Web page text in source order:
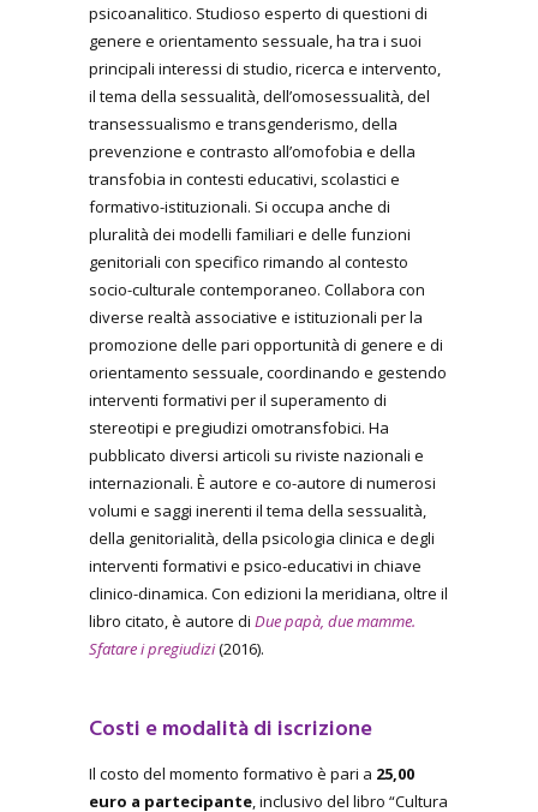
psicoanalitico. Studioso esperto di questioni di
genere e orientamento sessuale, ha tra i suoi
principali interessi di studio, ricerca e intervento,
il tema della sessualità, dell’omosessualità, del
transessualismo e transgenderismo, della
prevenzione e contrasto all’omofobia e della
transfobia in contesti educativi, scolastici e
formativo-istituzionali. Si occupa anche di
pluralità dei modelli familiari e delle funzioni
genitoriali con specifico rimando al contesto
socio-culturale contemporaneo. Collabora con
diverse realtà associative e istituzionali per la
promozione delle pari opportunità di genere e di
orientamento sessuale, coordinando e gestendo
interventi formativi per il superamento di
stereotipi e pregiudizi omotransfobici. Ha
pubblicato diversi articoli su riviste nazionali e
internazionali. È autore e co-autore di numerosi
volumi e saggi inerenti il tema della sessualità,
della genitorialità, della psicologia clinica e degli
interventi formativi e psico-educativi in chiave
clinico-dinamica. Con edizioni la meridiana, oltre il
libro citato, è autore di Due papà, due mamme.
Sfatare i pregiudizi(2016).
Costi e modalità di iscrizione
Il costo del momento formativo è pari a 25,00
euro a partecipante , inclusivo del libro “Cultura